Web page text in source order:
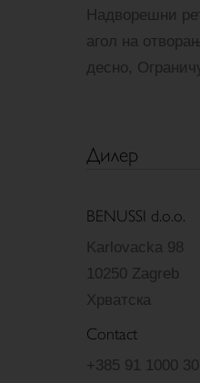
Надворешни
агол на
десно,
Дилер
BENUSSI d.o.o.
Karlovacka 98
10250 Zagreb
Хрватска
Contact
+385 91 1000